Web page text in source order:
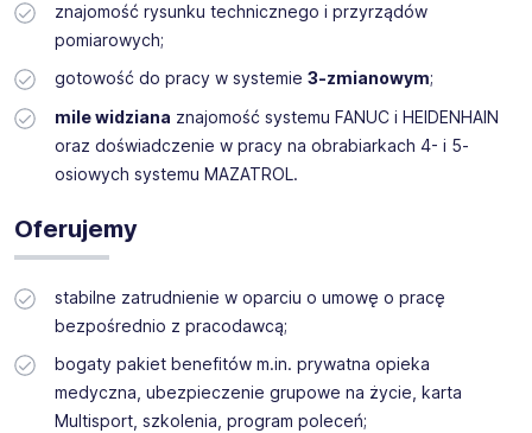
znajomość rysunku technicznego i przyrządów
pomiarowych;
gotowość do pracy w systemie 3-zmianowym;
mile widziana znajomość systemu FANUC i HEIDENHAIN
oraz doświadczenie w pracy na obrabiarkach 4- i 5-
osiowych systemu MAZATROL.
Oferujemy
stabilne zatrudnienie w oparciu o umowę o pracę
bezpośrednio z pracodawcą;
bogaty pakiet benefitów m.in. prywatna opieka
medyczna, ubezpieczenie grupowe na życie, karta
Multisport, szkolenia, program poleceń;